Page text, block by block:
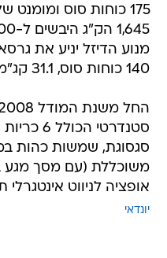
140 כוחות סוס, 31.1 קג"מ ו-12.8 שניות ל-100 קמ"ש.
סגסוגת, שמשות כהות
משוכללת (עם מסך מגע
אופציה לניווט
יונדאי